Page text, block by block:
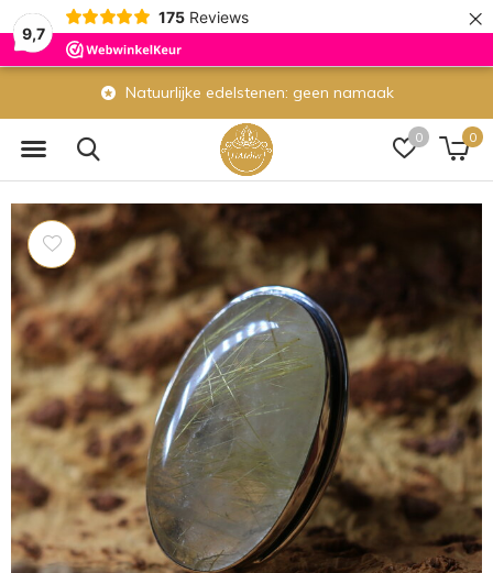
9,7
175 Reviews ×
0 0
Natuurlijke edelstenen: geen namaak